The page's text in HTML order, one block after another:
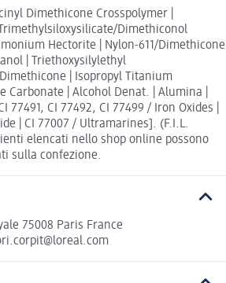
Dimethicone Crosspolymer |
Dimethiconol
Hectorite | Nylon-611/Dimethicone
| Triethoxysilylethyl
| Isopropyl Titanium
Carbonate | Alcohol Denat. | Alumina |
77491, CI 77492, CI 77499 / Iron Oxides |
| CI 77007 / Ultramarines]. (F.I.L.
elencati nello shop online possono
sulla confezione.
75008 Paris France